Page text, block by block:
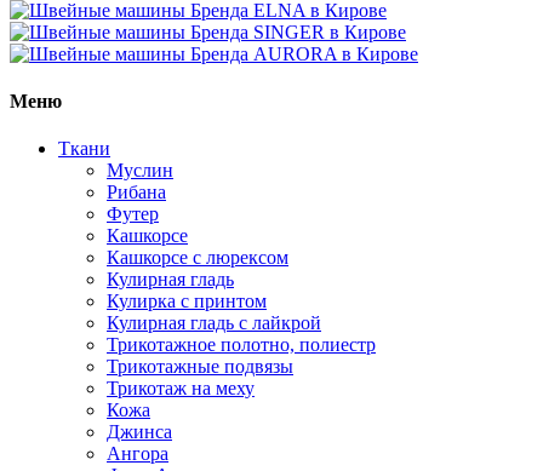
Меню
Ткани
Муслин
Рибана
Футер
Кашкорсе
Кашкорсе с люрексом
Кулирная гладь
Кулирка с принтом
Кулирная гладь с лайкрой
Трикотажное полотно, полиестр
Трикотажные подвязы
Трикотаж на меху
Кожа
Джинса
Ангора